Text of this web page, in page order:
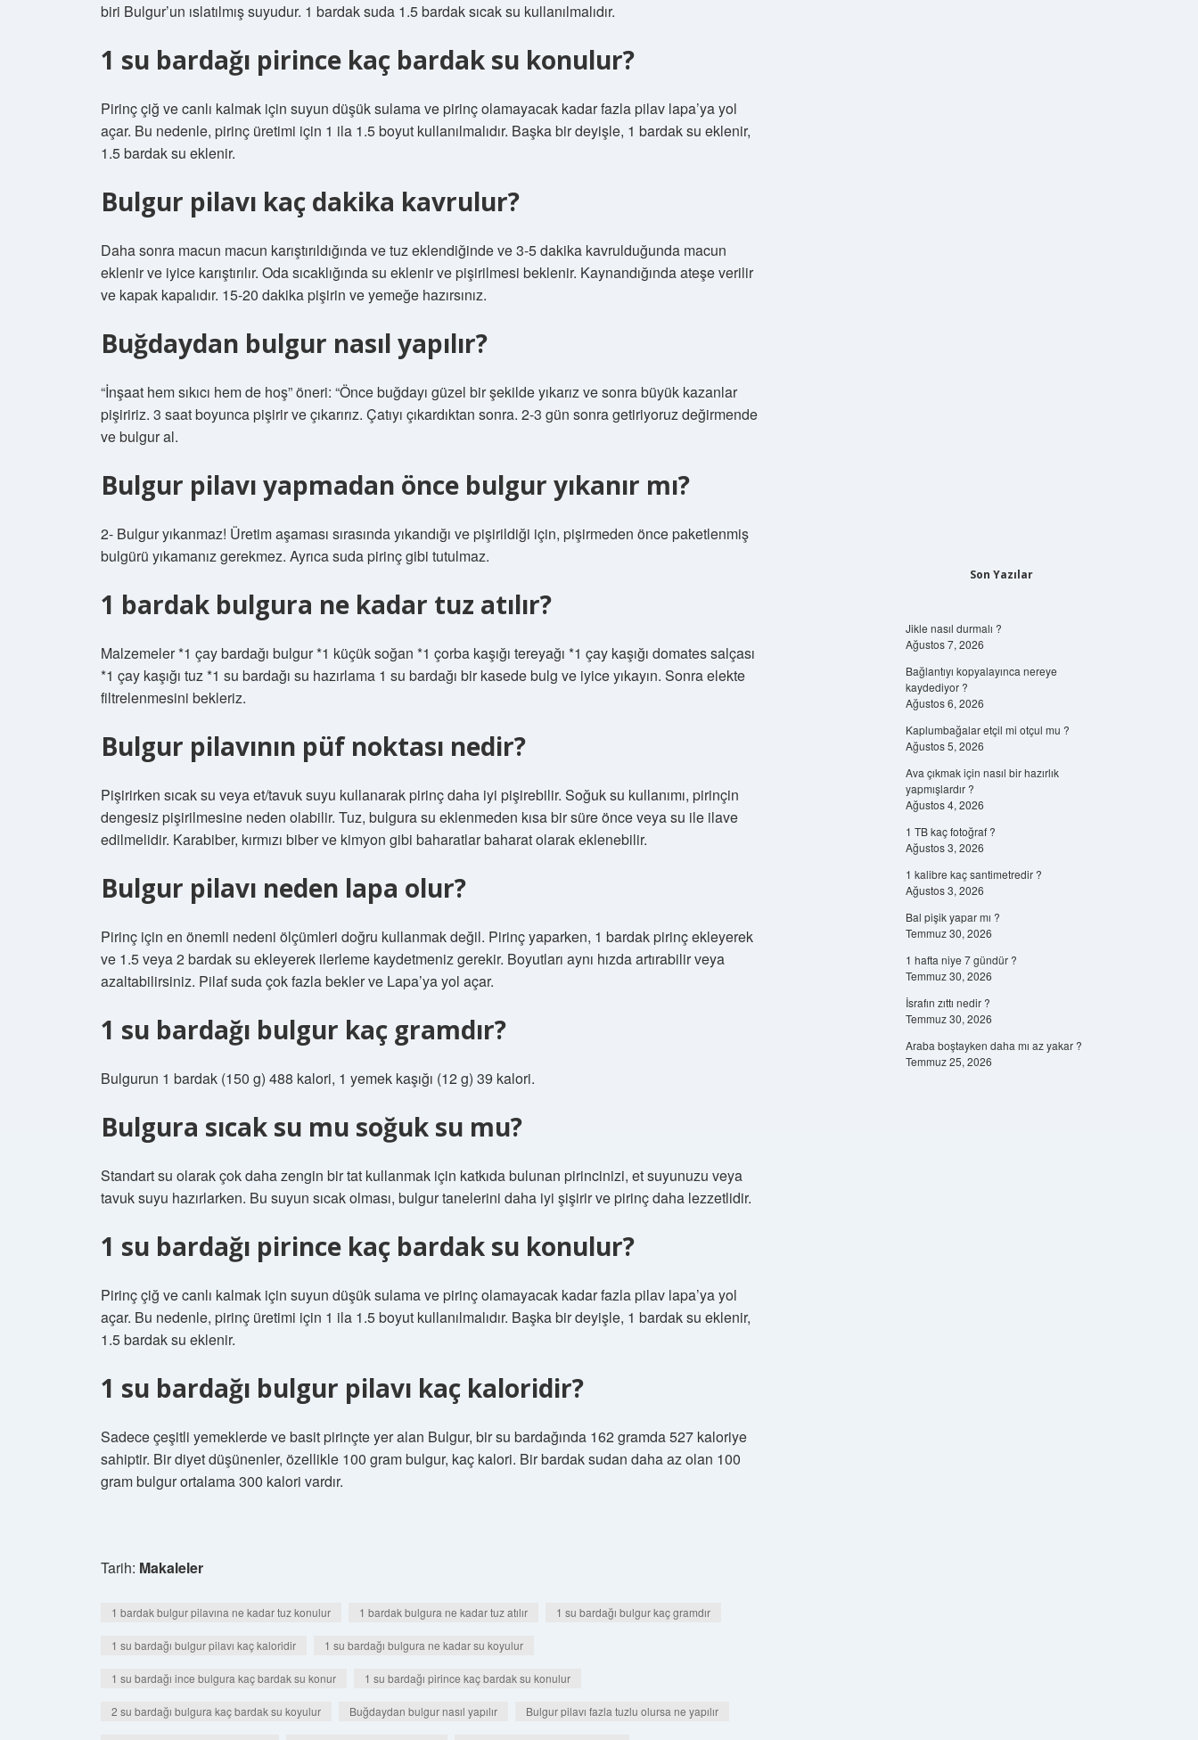
biri Bulgur’un ıslatılmış suyudur. 1 bardak suda 1.5 bardak sıcak su kullanılmalıdır.
1 su bardağı pirince kaç bardak su konulur?
Pirinç çiğ ve canlı kalmak için suyun düşük sulama ve pirinç olamayacak kadar fazla pilav lapa’ya yol
açar. Bu nedenle, pirinç üretimi için 1 ila 1.5 boyut kullanılmalıdır. Başka bir deyişle, 1 bardak su eklenir,
1.5 bardak su eklenir.
Bulgur pilavı kaç dakika kavrulur?
Daha sonra macun macun karıştırıldığında ve tuz eklendiğinde ve 3-5 dakika kavrulduğunda macun
eklenir ve iyice karıştırılır. Oda sıcaklığında su eklenir ve pişirilmesi beklenir. Kaynandığında ateşe verilir
ve kapak kapalıdır. 15-20 dakika pişirin ve yemeğe hazırsınız.
Buğdaydan bulgur nasıl yapılır?
“İnşaat hem sıkıcı hem de hoş” öneri: “Önce buğdayı güzel bir şekilde yıkarız ve sonra büyük kazanlar
pişiririz. 3 saat boyunca pişirir ve çıkarırız. Çatıyı çıkardıktan sonra. 2-3 gün sonra getiriyoruz değirmende
ve bulgur al.
Bulgur pilavı yapmadan önce bulgur yıkanır mı?
2- Bulgur yıkanmaz! Üretim aşaması sırasında yıkandığı ve pişirildiği için, pişirmeden önce paketlenmiş
bulgürü yıkamanız gerekmez. Ayrıca suda pirinç gibi tutulmaz.
1 bardak bulgura ne kadar tuz atılır?
Malzemeler *1 çay bardağı bulgur *1 küçük soğan *1 çorba kaşığı tereyağı *1 çay kaşığı domates salçası
*1 çay kaşığı tuz *1 su bardağı su hazırlama 1 su bardağı bir kasede bulg ve iyice yıkayın. Sonra elekte
filtrelenmesini bekleriz.
Bulgur pilavının püf noktası nedir?
Pişirirken sıcak su veya et/tavuk suyu kullanarak pirinç daha iyi pişirebilir. Soğuk su kullanımı, pirinçin
dengesiz pişirilmesine neden olabilir. Tuz, bulgura su eklenmeden kısa bir süre önce veya su ile ilave
edilmelidir. Karabiber, kırmızı biber ve kimyon gibi baharatlar baharat olarak eklenebilir.
Bulgur pilavı neden lapa olur?
Pirinç için en önemli nedeni ölçümleri doğru kullanmak değil. Pirinç yaparken, 1 bardak pirinç ekleyerek
ve 1.5 veya 2 bardak su ekleyerek ilerleme kaydetmeniz gerekir. Boyutları aynı hızda artırabilir veya
azaltabilirsiniz. Pilaf suda çok fazla bekler ve Lapa’ya yol açar.
1 su bardağı bulgur kaç gramdır?
Bulgurun 1 bardak (150 g) 488 kalori, 1 yemek kaşığı (12 g) 39 kalori.
Bulgura sıcak su mu soğuk su mu?
Standart su olarak çok daha zengin bir tat kullanmak için katkıda bulunan pirincinizi, et suyunuzu veya
tavuk suyu hazırlarken. Bu suyun sıcak olması, bulgur tanelerini daha iyi şişirir ve pirinç daha lezzetlidir.
1 su bardağı pirince kaç bardak su konulur?
Pirinç çiğ ve canlı kalmak için suyun düşük sulama ve pirinç olamayacak kadar fazla pilav lapa’ya yol
açar. Bu nedenle, pirinç üretimi için 1 ila 1.5 boyut kullanılmalıdır. Başka bir deyişle, 1 bardak su eklenir,
1.5 bardak su eklenir.
1 su bardağı bulgur pilavı kaç kaloridir?
Sadece çeşitli yemeklerde ve basit pirinçte yer alan Bulgur, bir su bardağında 162 gramda 527 kaloriye
sahiptir. Bir diyet düşünenler, özellikle 100 gram bulgur, kaç kalori. Bir bardak sudan daha az olan 100
gram bulgur ortalama 300 kalori vardır.
Tarih: Makaleler
1 bardak bulgur pilavına ne kadar tuz konulur 1 bardak bulgura ne kadar tuz atılır 1 su bardağı bulgur kaç gramdır
1 su bardağı bulgur pilavı kaç kaloridir 1 su bardağı bulgura ne kadar su koyulur
1 su bardağı ince bulgura kaç bardak su konur 1 su bardağı pirince kaç bardak su konulur
2 su bardağı bulgura kaç bardak su koyulur Buğdaydan bulgur nasıl yapılır Bulgur pilavı fazla tuzlu olursa ne yapılır
Son Yazılar
Jikle nasıl durmalı ?
Ağustos 7, 2026
Bağlantıyı kopyalayınca nereye
kaydediyor ?
Ağustos 6, 2026
Kaplumbağalar etçil mi otçul mu ?
Ağustos 5, 2026
Ava çıkmak için nasıl bir hazırlık
yapmışlardır ?
Ağustos 4, 2026
1 TB kaç fotoğraf ?
Ağustos 3, 2026
1 kalibre kaç santimetredir ?
Ağustos 3, 2026
Bal pişik yapar mı ?
Temmuz 30, 2026
1 hafta niye 7 gündür ?
Temmuz 30, 2026
İsrafın zıttı nedir ?
Temmuz 30, 2026
Araba boştayken daha mı az yakar ?
Temmuz 25, 2026